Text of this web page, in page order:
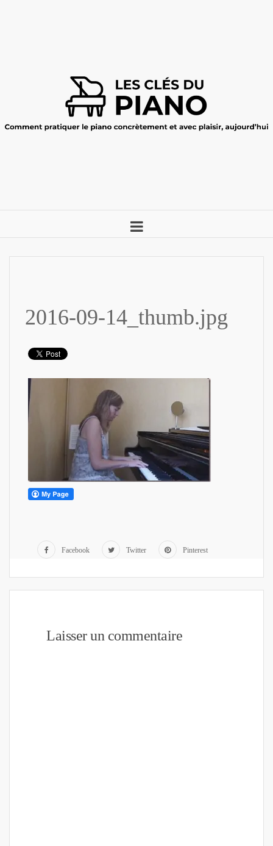
2016-09-14_thumb.jpg
Facebook Twitter Pinterest
Laisser un commentaire